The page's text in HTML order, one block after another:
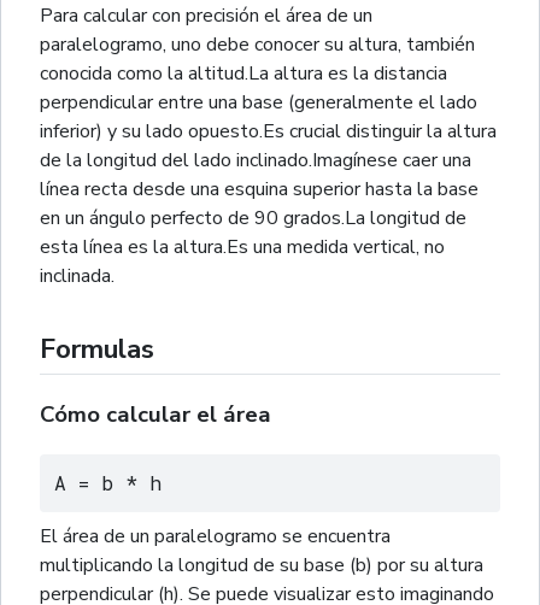
Para calcular con precisión el área de un
paralelogramo, uno debe conocer su altura, también
conocida como la altitud.La altura es la distancia
perpendicular entre una base (generalmente el lado
inferior) y su lado opuesto.Es crucial distinguir la altura
de la longitud del lado inclinado.Imagínese caer una
línea recta desde una esquina superior hasta la base
en un ángulo perfecto de 90 grados.La longitud de
esta línea es la altura.Es una medida vertical, no
inclinada.
Formulas
Cómo calcular el área
A = b * h
El área de un paralelogramo se encuentra
multiplicando la longitud de su base (b) por su altura
perpendicular (h). Se puede visualizar esto imaginando